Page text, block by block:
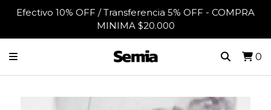
Efectivo 10% OFF / Transferencia 5% OFF - COMPRA
MINIMA $20.000
0